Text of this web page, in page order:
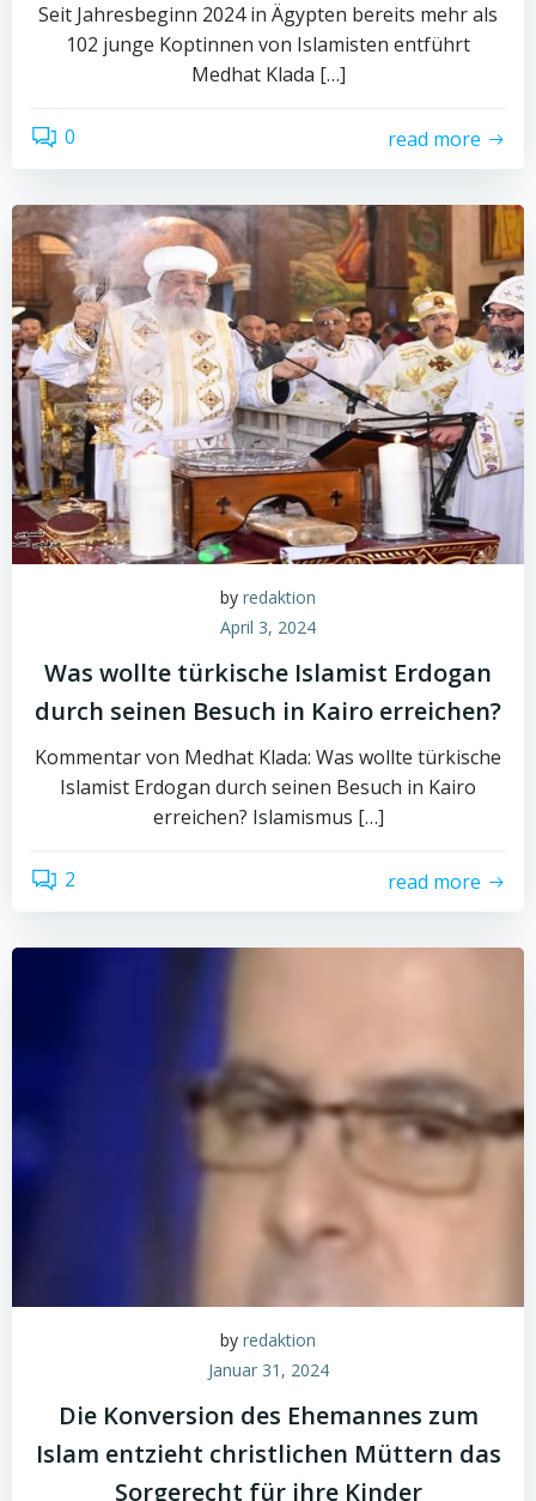
Seit Jahresbeginn 2024 in Ägypten bereits mehr als
102 junge Koptinnen von Islamisten entführt
Medhat Klada […]
0 read more
by redaktion
April 3, 2024
Was wollte türkische Islamist Erdogan
durch seinen Besuch in Kairo erreichen?
Kommentar von Medhat Klada: Was wollte türkische
Islamist Erdogan durch seinen Besuch in Kairo
erreichen? Islamismus […]
2 read more
by redaktion
Januar 31, 2024
Die Konversion des Ehemannes zum
Islam entzieht christlichen Müttern das
Sorgerecht für ihre Kinder